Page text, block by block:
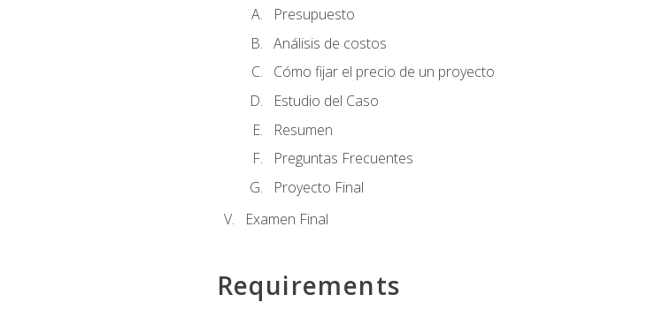
Presupuesto
Análisis de costos
Cómo fijar el precio de un proyecto
Estudio del Caso
Resumen
Preguntas Frecuentes
Proyecto Final
Examen Final
Requirements